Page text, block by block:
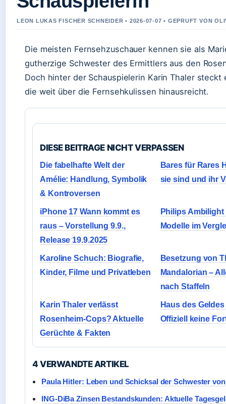
LEON LUKAS FISCHER SCHNEIDER • 2026-07-07 • GEPRUFT VON
Die meisten Fernsehzuschauer kennen sie als
gutherzige Schwester des Ermittlers aus den
Doch hinter der Schauspielerin Karin Thaler steckt
die weit über die Fernsehkulissen hinausreicht.
DIESE BEITRAGE NICHT VERPASSEN
Die fabelhafte Welt der
Amélie: Handlung, Symbolik
& Kontroversen
Bares für Rares
sie sind und ihr
iPhone 17 Wann kommt es
raus – Vorstellung 9.9.,
Release 19.9.2025
Philips Ambilight
Modelle im
Karoline Schuch: Biografie,
Kinder, Filme und Privatleben
Besetzung von
Mandalorian –
nach Staffeln
Karin Thaler verlässt
Rosenheim-Cops? Aktuelle
Gerüchte & Fakten
Haus des
Offiziell keine
4 VERWANDTE ARTIKEL
Paula Hitler: Leben und Schicksal der Schwester
ING-DiBa Zinsen Bestandskunden: Aktuelle